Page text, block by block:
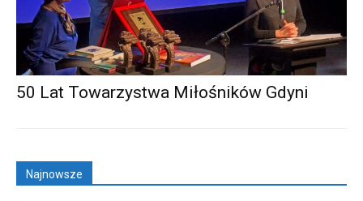
50 Lat Towarzystwa Miłośników Gdyni
Najnowsze